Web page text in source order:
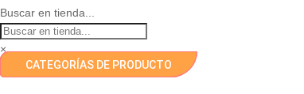
Buscar en tienda...
×
CATEGORÍAS DE PRODUCTO